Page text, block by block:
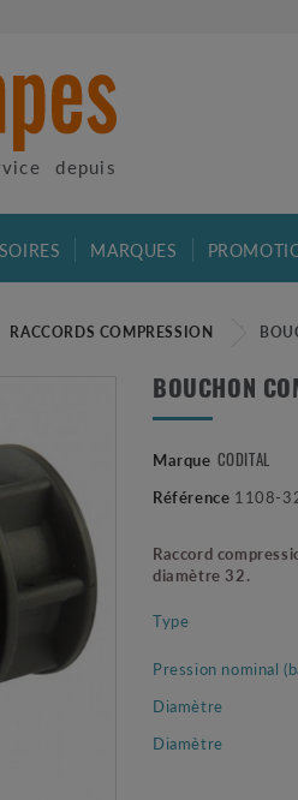
depuis
MARQUES
RACCORDS COMPRESSION
BOUCHON
Marque CODITAL
Référence 1108-
Raccord
diamètre 32.
Type
Pression nominal
Diamètre
Diamètre